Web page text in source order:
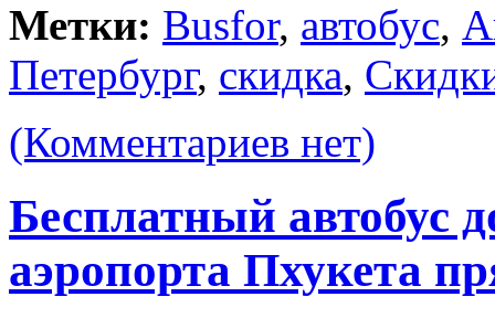
Метки: Busfor, автобус,
Петербург, скидка,
(Комментариев нет)
Бесплатный автобус
аэропорта Пхукета